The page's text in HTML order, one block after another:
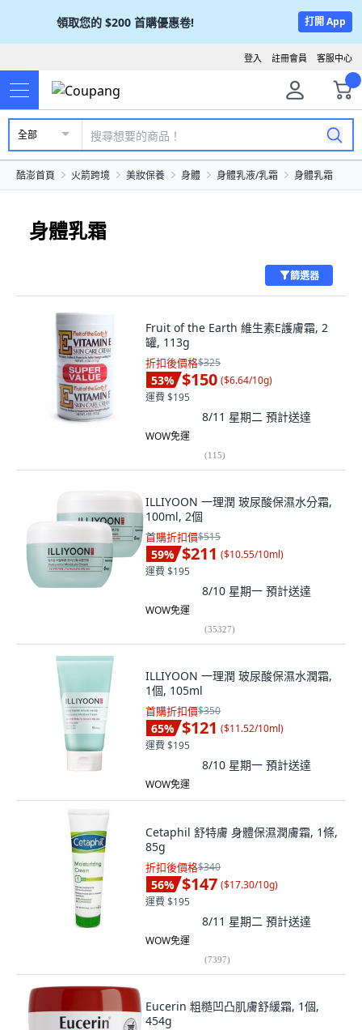
領取您的 $200 首購優惠卷! 打開 App
客服中心
註冊會員
登入
全部
酷澎首頁 火箭跨境 美妝保養 身體 身體乳液/乳霜 身體乳霜
身體乳霜
篩選器
Fruit of the Earth 維生素E護膚霜, 2
罐, 113g
折扣後價格$325
53% $150 ($6.64/10g)
運費 $195
8/11 星期二 預計送達
WOW免運
(115)
ILLIYOON 一理潤 玻尿酸保濕水分霜,
100ml, 2個
首購折扣價$515
59% $211 ($10.55/10ml)
運費 $195
8/10 星期一 預計送達
WOW免運
(35327)
ILLIYOON 一理潤 玻尿酸保濕水潤霜,
1個, 105ml
首購折扣價$350
65% $121 ($11.52/10ml)
運費 $195
8/10 星期一 預計送達
WOW免運
Cetaphil 舒特膚 身體保濕潤膚霜, 1條,
85g
折扣後價格$340
56% $147 ($17.30/10g)
運費 $195
8/11 星期二 預計送達
WOW免運
(7397)
Eucerin 粗糙凹凸肌膚舒緩霜, 1個,
454g